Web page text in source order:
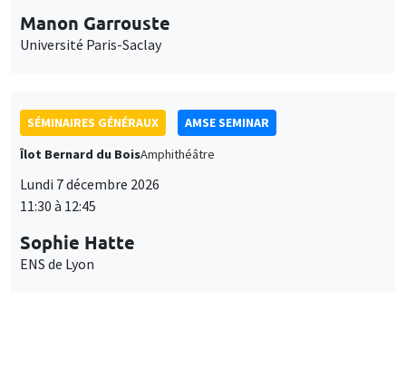
Manon Garrouste
Université Paris-Saclay
SÉMINAIRES GÉNÉRAUX
AMSE SEMINAR
Îlot Bernard du BoisAmphithéâtre
Lundi 7 décembre 2026
11:30 à 12:45
Sophie Hatte
ENS de Lyon